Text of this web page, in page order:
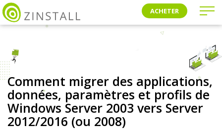
ACHETER
Comment migrer des applications,
données, paramètres et profils de
Windows Server 2003 vers Server
2012/2016 (ou 2008)